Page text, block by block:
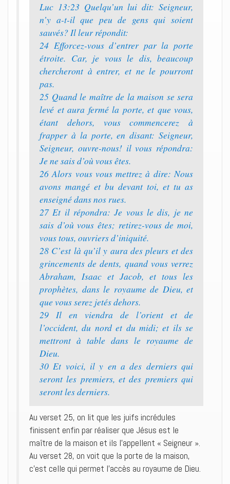
Luc 13:23 Quelqu’un lui dit: Seigneur,
n’y a-t-il que peu de gens qui soient
sauvés? Il leur répondit:
24 Efforcez-vous d’entrer par la porte
étroite. Car, je vous le dis, beaucoup
chercheront à entrer, et ne le pourront
pas.
25 Quand le maître de la maison se sera
levé et aura fermé la porte, et que vous,
étant dehors, vous commencerez à
frapper à la porte, en disant: Seigneur,
Seigneur, ouvre-nous! il vous répondra:
Je ne sais d’où vous êtes.
26 Alors vous vous mettrez à dire: Nous
avons mangé et bu devant toi, et tu as
enseigné dans nos rues.
27 Et il répondra: Je vous le dis, je ne
sais d’où vous êtes; retirez-vous de moi,
vous tous, ouvriers d’iniquité.
28 C’est là qu’il y aura des pleurs et des
grincements de dents, quand vous verrez
Abraham, Isaac et Jacob, et tous les
prophètes, dans le royaume de Dieu, et
que vous serez jetés dehors.
29 Il en viendra de l’orient et de
l’occident, du nord et du midi; et ils se
mettront à table dans le royaume de
Dieu.
30 Et voici, il y en a des derniers qui
seront les premiers, et des premiers qui
seront les derniers.
Au verset 25, on lit que les juifs incrédules
finissent enfin par réaliser que Jésus est le
maître de la maison et ils l’appellent « Seigneur ».
Au verset 28, on voit que la porte de la maison,
c’est celle qui permet l’accès au royaume de Dieu.